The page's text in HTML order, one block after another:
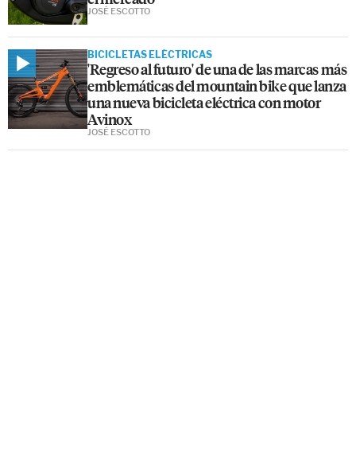
JOSÉ ESCOTTO
BICICLETAS ELÉCTRICAS
'Regreso al futuro' de una de las marcas más
emblemáticas del mountain bike que lanza
una nueva bicicleta eléctrica con motor
Avinox
JOSÉ ESCOTTO